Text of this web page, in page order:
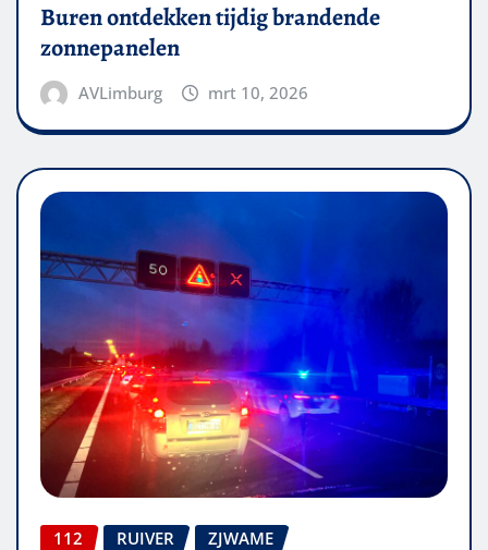
Buren ontdekken tijdig brandende
zonnepanelen
AVLimburg mrt 10, 2026
112 RUIVER ZJWAME